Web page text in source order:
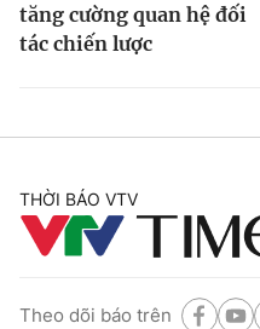
tăng cường quan hệ đối
tác chiến lược
THỜI BÁO VTV
Theo dõi báo trên